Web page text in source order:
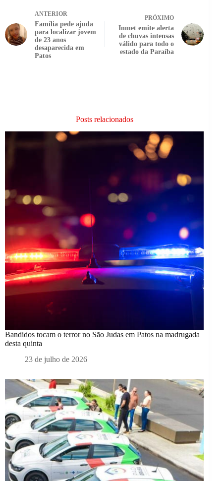
ANTERIOR
Família pede ajuda
para localizar jovem
de 23 anos
desaparecida em
Patos
PRÓXIMO
Inmet emite alerta
de chuvas intensas
válido para todo o
estado da Paraíba
Posts relacionados
Bandidos tocam o terror no São Judas em Patos na madrugada
desta quinta
23 de julho de 2026